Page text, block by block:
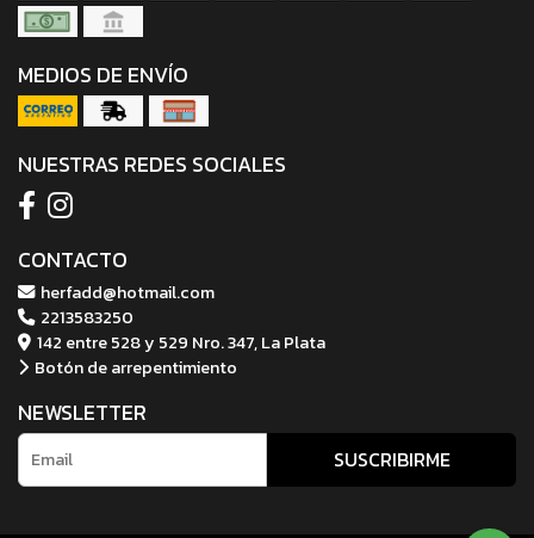
MEDIOS DE ENVÍO
NUESTRAS REDES SOCIALES
CONTACTO
herfadd@hotmail.com
2213583250
142 entre 528 y 529 Nro. 347, La Plata
Botón de arrepentimiento
NEWSLETTER
SUSCRIBIRME